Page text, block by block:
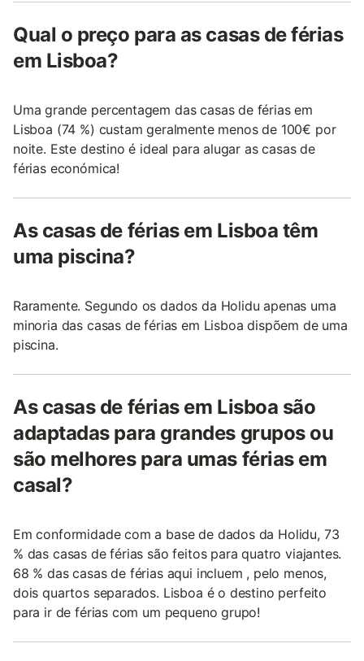
Qual o preço para as casas de férias
em Lisboa?
Uma grande percentagem das casas de férias em
Lisboa (74 %) custam geralmente menos de 100€ por
noite. Este destino é ideal para alugar as casas de
férias económica!
As casas de férias em Lisboa têm
uma piscina?
Raramente. Segundo os dados da Holidu apenas uma
minoria das casas de férias em Lisboa dispõem de uma
piscina.
As casas de férias em Lisboa são
adaptadas para grandes grupos ou
são melhores para umas férias em
casal?
Em conformidade com a base de dados da Holidu, 73
% das casas de férias são feitos para quatro viajantes.
68 % das casas de férias aqui incluem , pelo menos,
dois quartos separados. Lisboa é o destino perfeito
para ir de férias com um pequeno grupo!